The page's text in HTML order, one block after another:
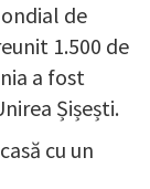
de
1.500 de
a fost
Șișești.
cu un